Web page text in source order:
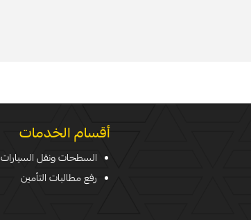
أقسام الخدمات
السطحات ونقل السيارات
رفع مطالبات التأمين